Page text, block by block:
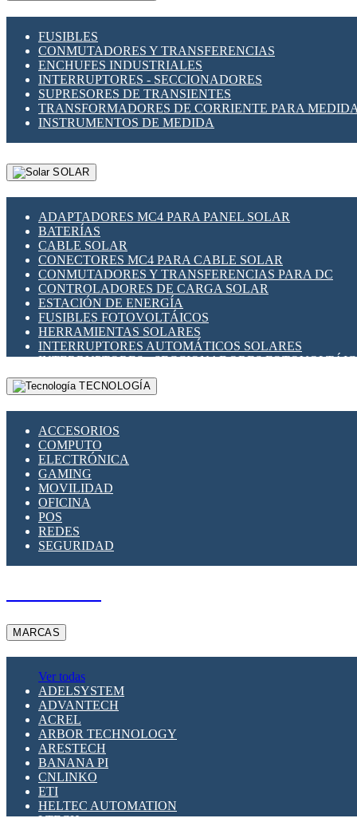
FUSIBLES
CONMUTADORES Y TRANSFERENCIAS
ENCHUFES INDUSTRIALES
INTERRUPTORES - SECCIONADORES
SUPRESORES DE TRANSIENTES
TRANSFORMADORES DE CORRIENTE PARA
INSTRUMENTOS DE MEDIDA
SOLAR
ADAPTADORES MC4 PARA PANEL SOLAR
BATERÍAS
CABLE SOLAR
CONECTORES MC4 PARA CABLE SOLAR
CONMUTADORES Y TRANSFERENCIAS PARA DC
CONTROLADORES DE CARGA SOLAR
ESTACIÓN DE ENERGÍA
FUSIBLES FOTOVOLTÁICOS
HERRAMIENTAS SOLARES
INTERRUPTORES AUTOMÁTICOS SOLARES
INTERRUPTORES - SECCIONADORES
MONTAJE PANEL SOLAR
PORTA FUSIBLES Y SECCIONADORES
TECNOLOGÍA
ACCESORIOS
COMPUTO
ELECTRÓNICA
GAMING
MOVILIDAD
OFICINA
POS
REDES
SEGURIDAD
MARCAS
Ver todas
ADELSYSTEM
ADVANTECH
ACREL
ARBOR TECHNOLOGY
ARESTECH
BANANA PI
CNLINKO
ETI
HELTEC AUTOMATION
LTECH